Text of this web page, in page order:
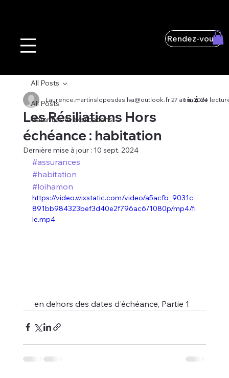
Rendez-vous
All Posts
Garanties et explications
All Posts
Les Résiliations Hors
échéance : habitation
Laurence.martinslopesdasilva@outlook.fr27 août 2024
1 min de
Dernière mise à jour : 10 sept. 2024
#assurances
#habitation
#loihamon
https://video.wixstatic.com/video/a5acfb_9031c
891bb984323bef3d40e2f796ac6/1080p/mp4/fi
le.mp4
en dehors des dates d'échéance, Partie 1